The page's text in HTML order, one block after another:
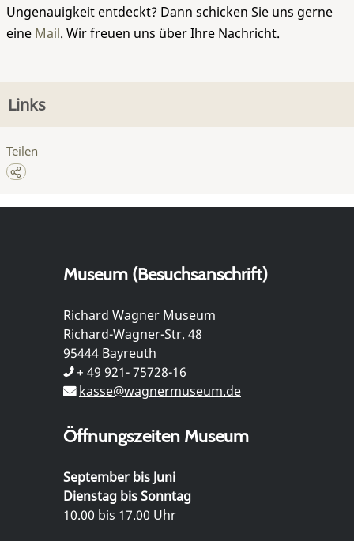
Ungenauigkeit entdeckt? Dann schicken Sie uns gerne
eine Mail. Wir freuen uns über Ihre Nachricht.
Links
Teilen
Museum (Besuchsanschrift)
Richard Wagner Museum
Richard-Wagner-Str. 48
95444 Bayreuth
+ 49 921- 75728-16
kasse@wagnermuseum.de
Öffnungszeiten Museum
September bis Juni
Dienstag bis Sonntag
10.00 bis 17.00 Uhr